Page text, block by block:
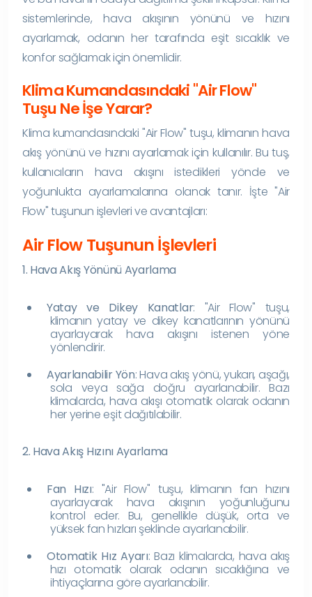
sistemlerinde, hava akışının yönünü ve hızını
ayarlamak, odanın her tarafında eşit sıcaklık ve
konfor sağlamak için önemlidir.
Klima Kumandasındaki "Air Flow"
Tuşu Ne İşe Yarar?
Klima kumandasındaki "Air Flow" tuşu, klimanın hava
akış yönünü ve hızını ayarlamak için kullanılır. Bu tuş,
kullanıcıların hava akışını istedikleri yönde ve
yoğunlukta ayarlamalarına olanak tanır. İşte "Air
Flow" tuşunun işlevleri ve avantajları:
Air Flow Tuşunun İşlevleri
1. Hava Akış Yönünü Ayarlama
Yatay ve Dikey Kanatlar: "Air Flow" tuşu,
klimanın yatay ve dikey kanatlarının yönünü
ayarlayarak hava akışını istenen yöne
yönlendirir.
Ayarlanabilir Yön: Hava akış yönü, yukarı, aşağı,
sola veya sağa doğru ayarlanabilir. Bazı
klimalarda, hava akışı otomatik olarak odanın
her yerine eşit dağıtılabilir.
2. Hava Akış Hızını Ayarlama
Fan Hızı: "Air Flow" tuşu, klimanın fan hızını
ayarlayarak hava akışının yoğunluğunu
kontrol eder. Bu, genellikle düşük, orta ve
yüksek fan hızları şeklinde ayarlanabilir.
Otomatik Hız Ayarı: Bazı klimalarda, hava akış
hızı otomatik olarak odanın sıcaklığına ve
ihtiyaçlarına göre ayarlanabilir.